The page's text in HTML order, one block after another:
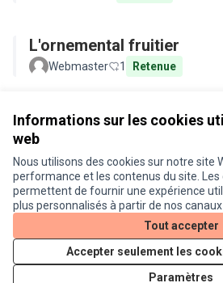
Informations sur les cookies
web
Nous utilisons des cookies sur notre site
performance et les contenus du site. Les
permettent de fournir une expérience
plus personnalisés à partir de nos
Tout accepter
Accepter seulement les
Paramètres
L'ornemental fruitier
Webmaster 1 Retenue
Conditions d'utilisation
Paramètres des cookies
Je participe ! sur X
(Lien externe)
Je participe ! sur Facebook
Je participe ! sur Instagram